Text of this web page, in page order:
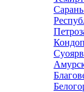
Сарань